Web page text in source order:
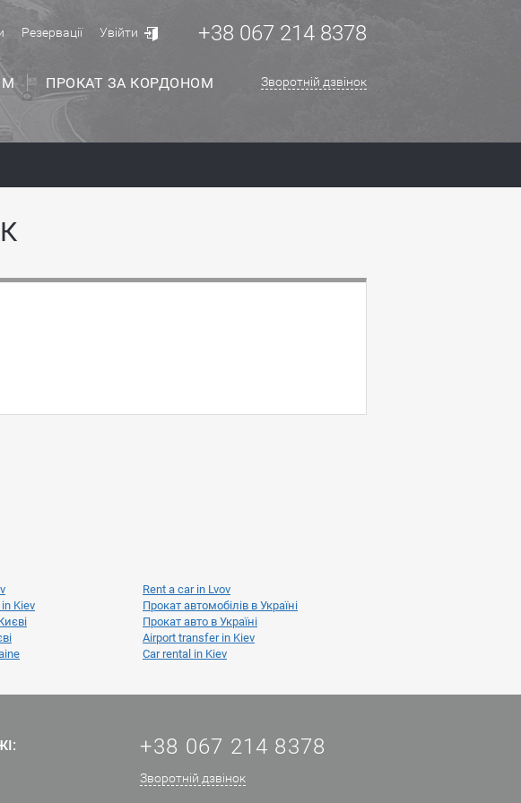
ПРОКАТ ЗА КОРДОНОМ
Резервації Увійти +38 067 214 8378
Зворотній дзвінок
Rent a car in Lvov
Kiev
Прокат автомобілів в Україні
Прокат авто в Україні
Airport transfer in Kiev
Car rental in Kiev
+38 067 214 8378
Зворотній дзвінок